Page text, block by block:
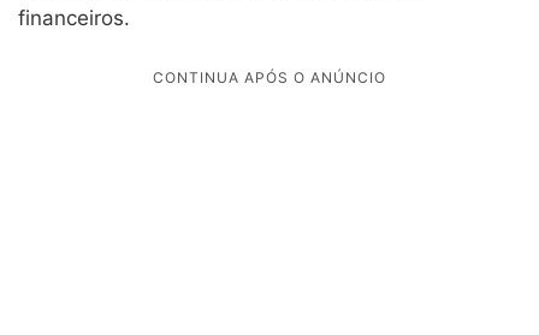
financeiros.